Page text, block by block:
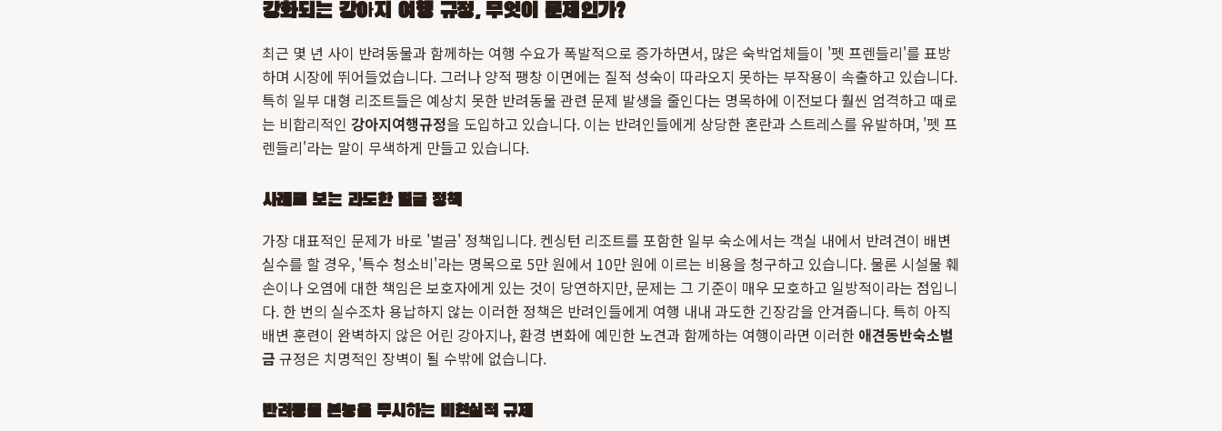
강화되는 강아지 여행 규정, 무엇이 문제인가?
최근 몇 년 사이 반려동물과 함께하는 여행 수요가 폭발적으로 증가하면서, 많은 숙박업체들이 '펫 프렌들리'를 표방
하며 시장에 뛰어들었습니다. 그러나 양적 팽창 이면에는 질적 성숙이 따라오지 못하는 부작용이 속출하고 있습니다.
특히 일부 대형 리조트들은 예상치 못한 반려동물 관련 문제 발생을 줄인다는 명목하에 이전보다 훨씬 엄격하고 때로
는 비합리적인 강아지여행규정을 도입하고 있습니다. 이는 반려인들에게 상당한 혼란과 스트레스를 유발하며, '펫 프
렌들리'라는 말이 무색하게 만들고 있습니다.
사례로 보는 과도한 벌금 정책
가장 대표적인 문제가 바로 '벌금' 정책입니다. 켄싱턴 리조트를 포함한 일부 숙소에서는 객실 내에서 반려견이 배변
실수를 할 경우, '특수 청소비'라는 명목으로 5만 원에서 10만 원에 이르는 비용을 청구하고 있습니다. 물론 시설물 훼
손이나 오염에 대한 책임은 보호자에게 있는 것이 당연하지만, 문제는 그 기준이 매우 모호하고 일방적이라는 점입니
다. 한 번의 실수조차 용납하지 않는 이러한 정책은 반려인들에게 여행 내내 과도한 긴장감을 안겨줍니다. 특히 아직
배변 훈련이 완벽하지 않은 어린 강아지나, 환경 변화에 예민한 노견과 함께하는 여행이라면 이러한 애견동반숙소벌
금 규정은 치명적인 장벽이 될 수밖에 없습니다.
반려동물 본능을 무시하는 비현실적 규제